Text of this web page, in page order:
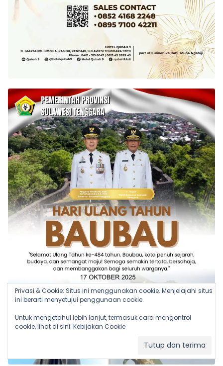
Privasi & Cookie: Situs ini menggunakan cookie. Menjelajahi situs
ini berarti menyetujui penggunaan cookie.
Untuk mengetahui lebih lanjut, termasuk cara mengontrol
cookie, lihat di sini: Kebijakan Cookie